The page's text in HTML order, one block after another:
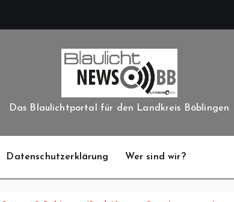
Das Blaulichtportal für den Landkreis Böblingen
Datenschutzerklärung Wer sind wir?